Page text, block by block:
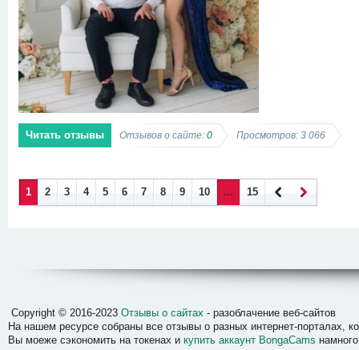
Читать отзывы Отзывов о сайте: 0 Просмотров: 3 066
1 2 3 4 5 6 7 8 9 10 ...
15
Отзывы о сайтах
Copyright © 2016-2023 Отзывы о сайтах - разоблачение веб-сайтов
На нашем ресурсе собраны все отзывы о разных интернет-
Вы моеже сэкономить на токенах и купить аккаунт BongaCams